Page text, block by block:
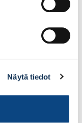
Näytä tiedot